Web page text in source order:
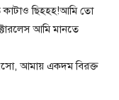
কাটাও ছিহহহ!আমি তো
আমি মানতে
এসো, আমায় একদম বিরক্ত